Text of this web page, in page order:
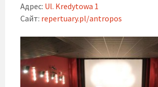
Адрес: Ul. Kredytowa 1
Сайт: repertuary.pl/antropos